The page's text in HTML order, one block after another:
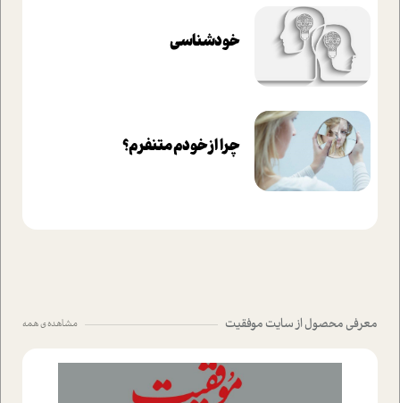
خودشناسی
چرا از خودم متنفرم؟
معرفی محصول از سایت موفقیت مشاهده ی همه